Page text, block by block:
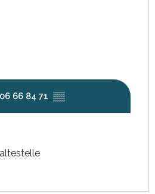
06 66 84 71 ▒▒